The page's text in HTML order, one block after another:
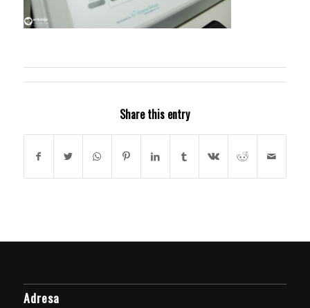
Share this entry
Adresa